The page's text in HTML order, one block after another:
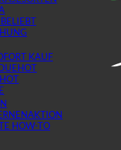
KAUF
HOW-TO